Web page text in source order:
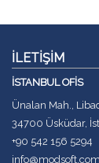
İLETİŞİM
İSTANBUL OFİS
Ünalan Mah.,
34700 Üsküdar,
+90 542 156 5294